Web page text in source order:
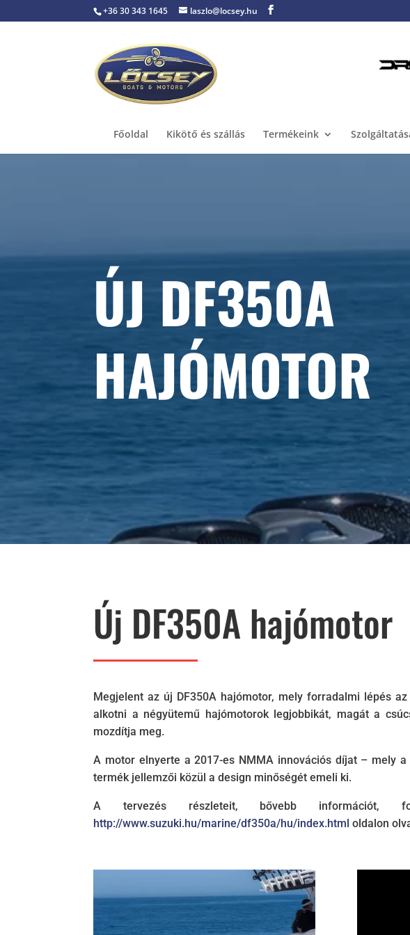
+36 30 343 1645 laszlo@locsey.hu
Főoldal Kikötő és szállás Termékeink
ÚJ DF350A
HAJÓMOTOR
Új DF350A hajómotor
Megjelent az új DF350A hajómotor, mely forradalmi lépés
alkotni a négyütemű hajómotorok legjobbikát, magát a
mozdítja meg.
A motor elnyerte a 2017-es NMMA innovációs díjat – mely
termék jellemzői közül a design minőségét emeli ki.
A tervezés részleteit, bővebb
http://www.suzuki.hu/marine/df350a/hu/index.html oldalon